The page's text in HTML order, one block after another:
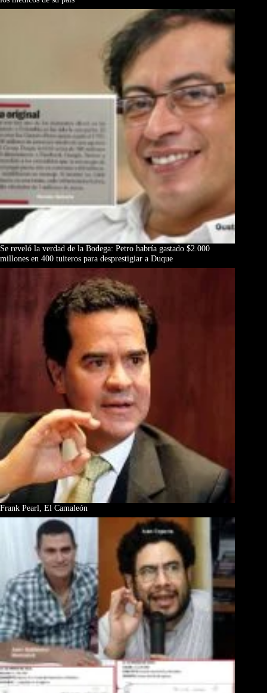
Se reveló la verdad de la Bodega: Petro habría gastado $2.000
millones en 400 tuiteros para desprestigiar a Duque
Frank Pearl, El Camaleón